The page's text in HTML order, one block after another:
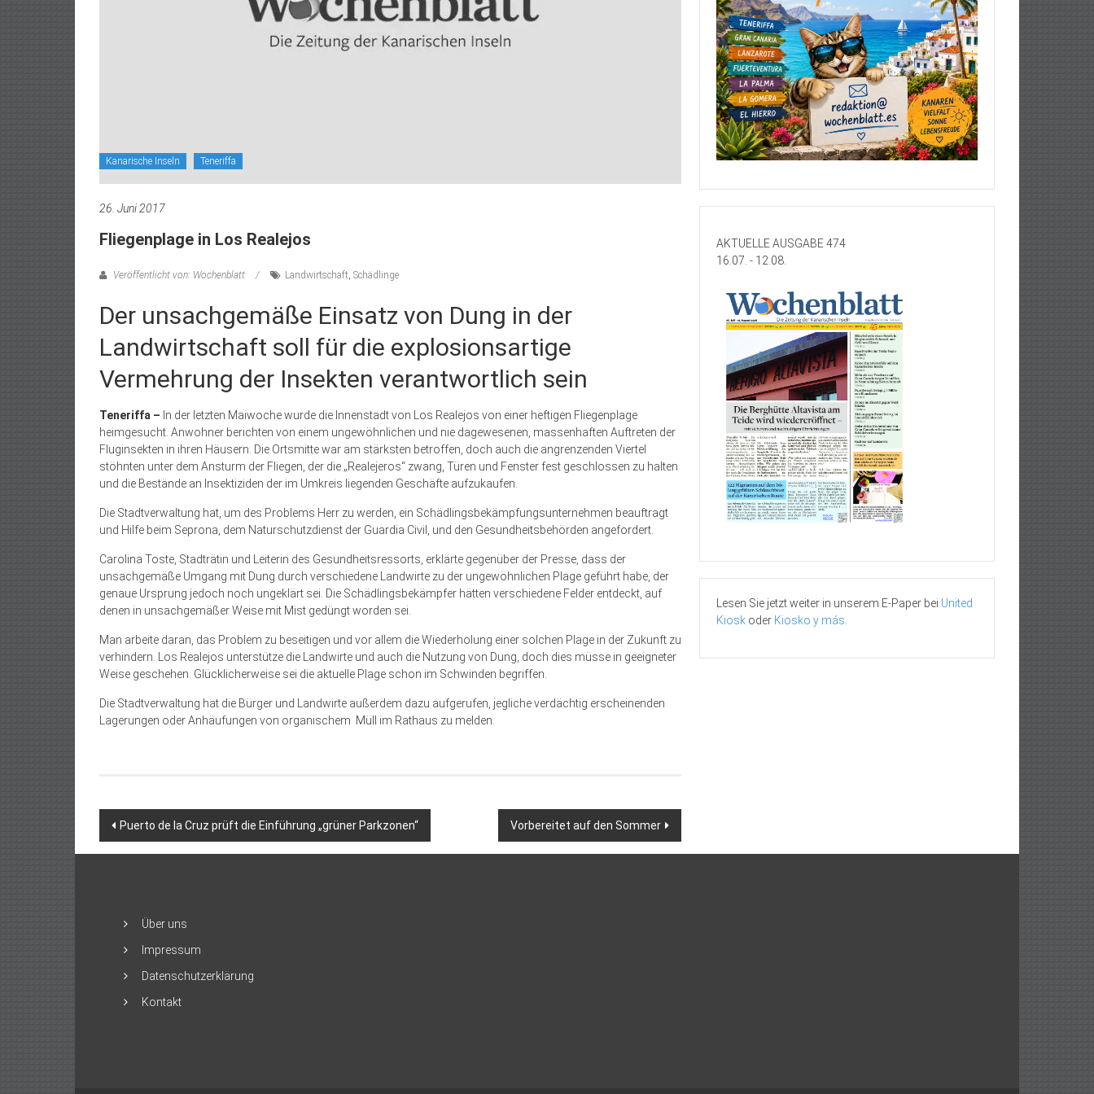
Kanarische Inseln Teneriffa
26. Juni 2017
Fliegenplage in Los Realejos
Veröffentlicht von: Wochenblatt Landwirtschaft, Schädlinge
Der unsachgemäße Einsatz von Dung in der
Landwirtschaft soll für die explosionsartige
Vermehrung der Insekten verantwortlich sein
Teneriffa – In der letzten Maiwoche wurde die Innenstadt von Los Realejos von einer heftigen Fliegenplage
heimgesucht. Anwohner berichten von einem ungewöhnlichen und nie dagewesenen, massenhaften Auftreten der
Fluginsekten in ihren Häusern. Die Ortsmitte war am stärksten betroffen, doch auch die angrenzenden Viertel
stöhnten unter dem Ansturm der Fliegen, der die „Realejeros“ zwang, Türen und Fenster fest geschlossen zu halten
und die Bestände an Insektiziden der im Umkreis liegenden Geschäfte aufzukaufen.
Die Stadtverwaltung hat, um des Problems Herr zu werden, ein Schädlingsbekämpfungsunternehmen beauftragt
und Hilfe beim Seprona, dem Naturschutzdienst der Guardia Civil, und den Gesundheitsbehörden angefordert.
Carolina Toste, Stadträtin und Leiterin des Gesundheitsressorts, erklärte gegenüber der Presse, dass der
unsachgemäße Umgang mit Dung durch verschiedene Landwirte zu der ungewöhnlichen Plage geführt habe, der
genaue Ursprung jedoch noch ungeklärt sei. Die Schädlingsbekämpfer hätten verschiedene Felder entdeckt, auf
denen in unsachgemäßer Weise mit Mist gedüngt worden sei.
Man arbeite daran, das Problem zu beseitigen und vor allem die Wiederholung einer solchen Plage in der Zukunft zu
verhindern. Los Realejos unterstütze die Landwirte und auch die Nutzung von Dung, doch dies müsse in geeigneter
Weise geschehen. Glücklicherweise sei die aktuelle Plage schon im Schwinden begriffen.
Die Stadtverwaltung hat die Bürger und Landwirte außerdem dazu aufgerufen, jegliche verdächtig erscheinenden
Lagerungen oder Anhäufungen von organischem Müll im Rathaus zu melden.
Beitragsnavigation
Puerto de la Cruz prüft die Einführung „grüner Parkzonen“ Vorbereitet auf den Sommer
AKTUELLE AUSGABE 474
16.07. - 12.08.
Lesen Sie jetzt weiter in unserem E-Paper bei United
Kiosk oder Kiosko y más
Über uns
Impressum
Datenschutzerklärung
Kontakt